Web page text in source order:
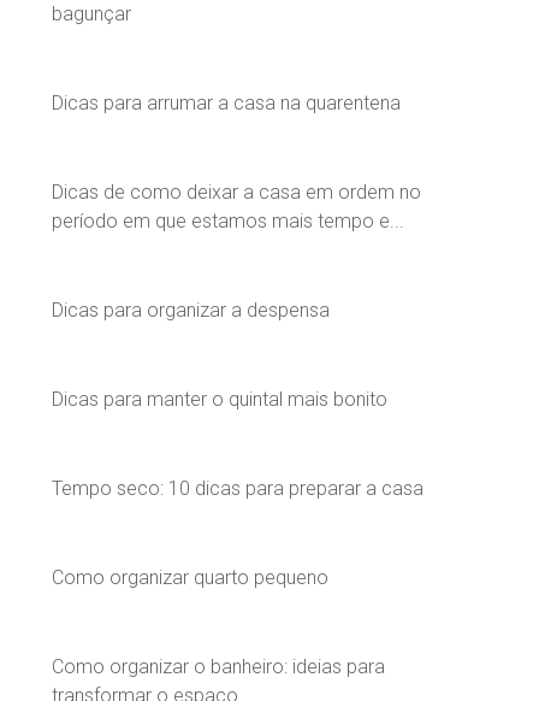
bagunçar
Dicas para arrumar a casa na quarentena
Dicas de como deixar a casa em ordem no
período em que estamos mais tempo e...
Dicas para organizar a despensa
Dicas para manter o quintal mais bonito
Tempo seco: 10 dicas para preparar a casa
Como organizar quarto pequeno
Como organizar o banheiro: ideias para
transformar o espaço